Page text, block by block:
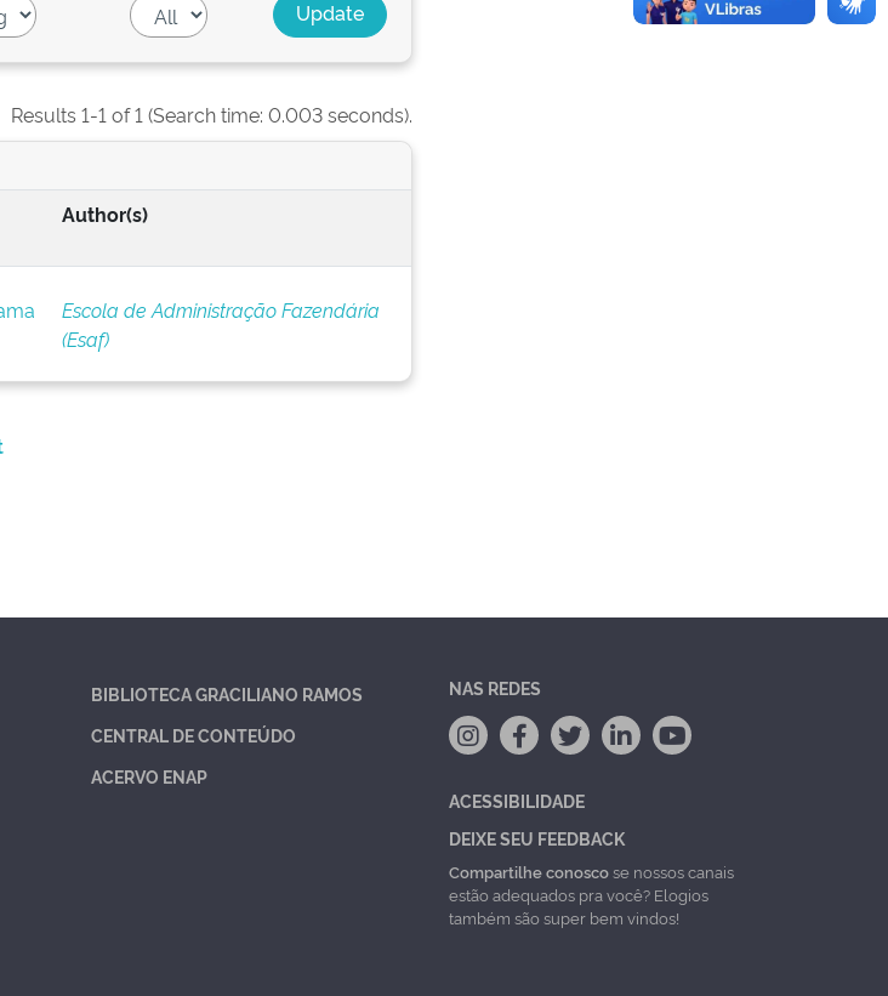
Results 1-1 of 1 (Search time: 0.003 seconds).
Author(s)
Escola de Administração Fazendária
(Esaf)
BIBLIOTECA GRACILIANO RAMOS
CENTRAL DE CONTEÚDO
ACERVO ENAP
NAS REDES
ACESSIBILIDADE
DEIXE SEU FEEDBACK
Compartilhe conoscose nossos canais
estão adequados pra você? Elogios
também são super bem vindos!